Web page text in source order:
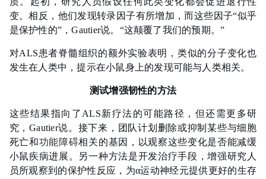
变。相反，他们发现转录因子有所增加，而这些因子“似乎
是保护性的”，Gautier说。“这颠覆了我们的预期。”
对ALS患者脊髓组织的额外实验表明，类似的分子变化也
发生在人类中，提示在小鼠身上的发现可能与人类相关。
测试增强韧性的方法
这些结果指向了ALS新疗法的可能路径，但还需更多研
究，Gautier说。接下来，团队计划删除或抑制某些与细胞
死亡和功能障碍相关的基因，以观察这些变化是否能减缓
小鼠疾病进展。另一种方法是开发治疗手段，增强研究人
员所观察到的保护性反应，为α运动神经元提供更好的生存